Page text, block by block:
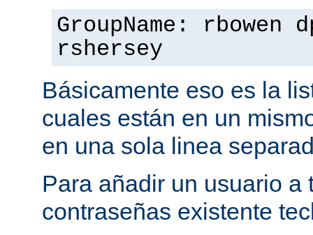
GroupName: rbowen
rshersey
Básicamente eso es la
cuales están en un
en una sola linea
Para añadir un usuario a
contraseñas existente